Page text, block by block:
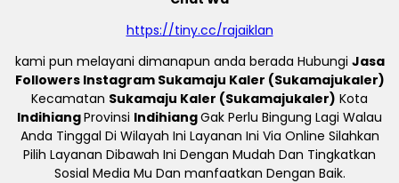
https://tiny.cc/rajaiklan
kami pun melayani dimanapun anda berada Hubungi Jasa
Followers Instagram Sukamaju Kaler (Sukamajukaler)
Kecamatan Sukamaju Kaler (Sukamajukaler) Kota
IndihiangProvinsi IndihiangGak Perlu Bingung Lagi Walau
Anda Tinggal Di Wilayah Ini Layanan Ini Via Online Silahkan
Pilih Layanan Dibawah Ini Dengan Mudah Dan Tingkatkan
Sosial Media Mu Dan manfaatkan Dengan Baik.